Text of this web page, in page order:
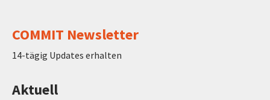
COMMIT Newsletter
14-tägig Updates erhalten
Aktuell